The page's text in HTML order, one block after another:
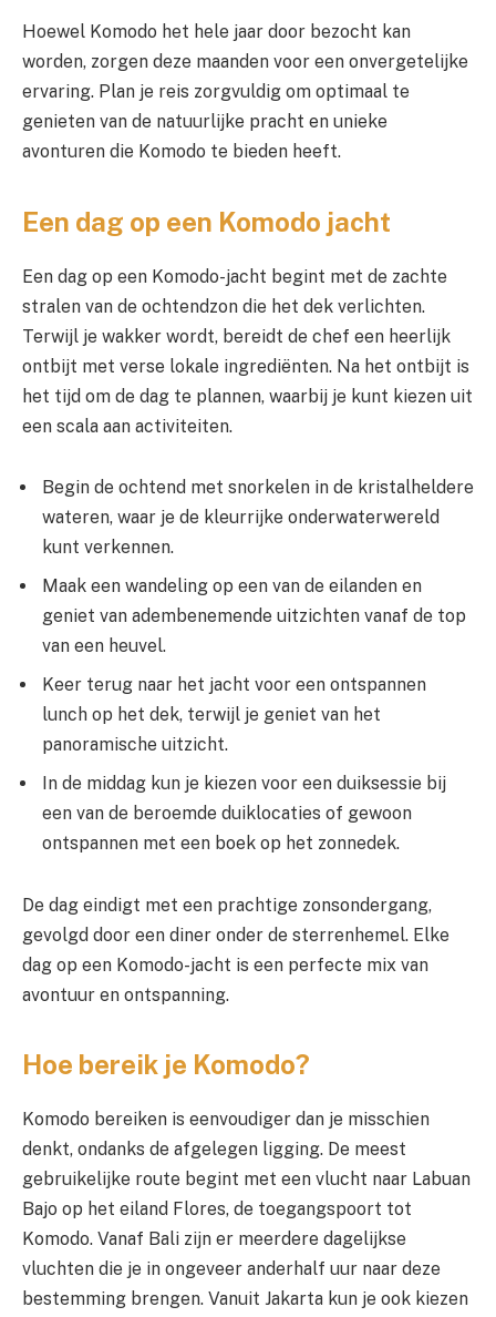
Hoewel Komodo het hele jaar door bezocht kan
worden, zorgen deze maanden voor een onvergetelijke
ervaring. Plan je reis zorgvuldig om optimaal te
genieten van de natuurlijke pracht en unieke
avonturen die Komodo te bieden heeft.
Een dag op een Komodo jacht
Een dag op een Komodo-jacht begint met de zachte
stralen van de ochtendzon die het dek verlichten.
Terwijl je wakker wordt, bereidt de chef een heerlijk
ontbijt met verse lokale ingrediënten. Na het ontbijt is
het tijd om de dag te plannen, waarbij je kunt kiezen uit
een scala aan activiteiten.
Begin de ochtend met snorkelen in de kristalheldere
wateren, waar je de kleurrijke onderwaterwereld
kunt verkennen.
Maak een wandeling op een van de eilanden en
geniet van adembenemende uitzichten vanaf de top
van een heuvel.
Keer terug naar het jacht voor een ontspannen
lunch op het dek, terwijl je geniet van het
panoramische uitzicht.
In de middag kun je kiezen voor een duiksessie bij
een van de beroemde duiklocaties of gewoon
ontspannen met een boek op het zonnedek.
De dag eindigt met een prachtige zonsondergang,
gevolgd door een diner onder de sterrenhemel. Elke
dag op een Komodo-jacht is een perfecte mix van
avontuur en ontspanning.
Hoe bereik je Komodo?
Komodo bereiken is eenvoudiger dan je misschien
denkt, ondanks de afgelegen ligging. De meest
gebruikelijke route begint met een vlucht naar Labuan
Bajo op het eiland Flores, de toegangspoort tot
Komodo. Vanaf Bali zijn er meerdere dagelijkse
vluchten die je in ongeveer anderhalf uur naar deze
bestemming brengen. Vanuit Jakarta kun je ook kiezen